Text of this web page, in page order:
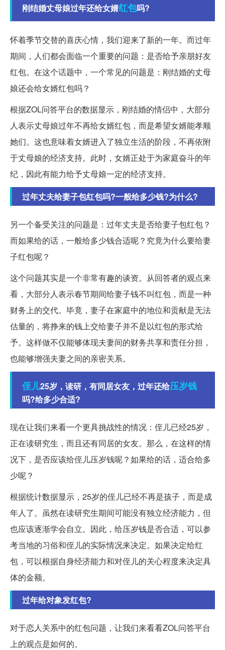
刚结婚丈母娘过年还给女婿红包吗?
怀着季节交替的喜庆心情，我们迎来了新的一年。而过年
期间，人们都会面临一个重要的问题：是否给予亲朋好友
红包。在这个话题中，一个常见的问题是：刚结婚的丈母
娘还会给女婿红包吗？
根据ZOL问答平台的数据显示，刚结婚的情侣中，大部分
人表示丈母娘过年不再给女婿红包，而是希望女婿能孝顺
她们。这也意味着女婿进入了独立生活的阶段，不再依附
于丈母娘的经济支持。此时，女婿正处于为家庭奋斗的年
纪，因此有能力给予丈母娘一定的经济支持。
过年丈夫给妻子包红包吗?一般给多少钱?为什么?
另一个备受关注的问题是：过年丈夫是否给妻子包红包？
而如果给的话，一般给多少钱合适呢？究竟为什么要给妻
子红包呢？
这个问题其实是一个非常有趣的谈资。从回答者的观点来
看，大部分人表示春节期间给妻子钱不叫红包，而是一种
财务上的交代。毕竟，妻子在家庭中的地位和贡献是无法
估量的，将挣来的钱上交给妻子并不是以红包的形式给
予。这样做不仅能够体现夫妻间的财务共享和责任分担，
也能够增强夫妻之间的亲密关系。
侄儿25岁，读研，有同居女友，过年还给压岁钱
吗?给多少合适?
现在让我们来看一个更具挑战性的情况：侄儿已经25岁，
正在读研究生，而且还有同居的女友。那么，在这样的情
况下，是否应该给侄儿压岁钱呢？如果给的话，适合给多
少呢？
根据统计数据显示，25岁的侄儿已经不再是孩子，而是成
年人了。虽然在读研究生期间可能没有独立经济能力，但
也应该逐渐学会自立。因此，给压岁钱是否合适，可以参
考当地的习俗和侄儿的实际情况来决定。如果决定给红
包，可以根据自身经济能力和对侄儿的关心程度来决定具
体的金额。
过年给对象发红包?
对于恋人关系中的红包问题，让我们来看看ZOL问答平台
上的观点是如何的。